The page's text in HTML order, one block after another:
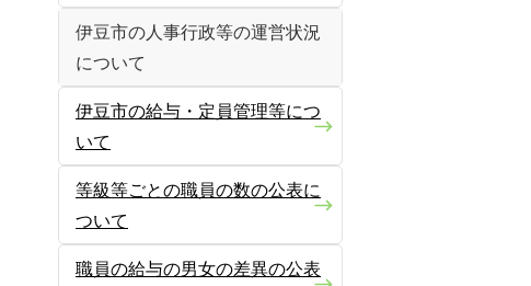
伊豆市の人事行政等の運営状況
について
伊豆市の給与・定員管理等につ
いて
等級等ごとの職員の数の公表に
ついて
職員の給与の男女の差異の公表